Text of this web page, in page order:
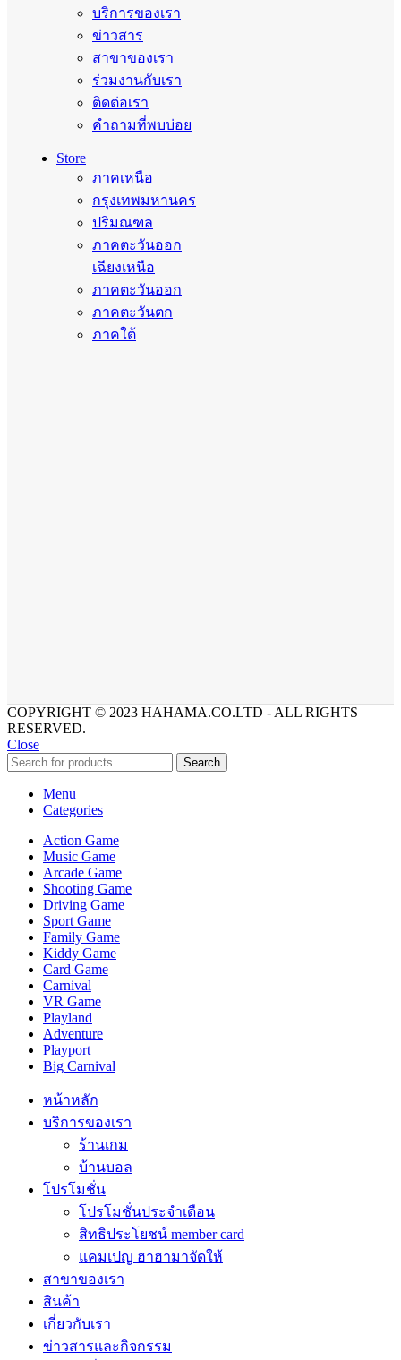
บริการของเรา
ข่าวสาร
สาขาของเรา
ร่วมงานกับเรา
ติดต่อเรา
คำถามที่พบบ่อย
Store
ภาคเหนือ
กรุงเทพมหานคร
ปริมณฑล
ภาคตะวันออก
เฉียงเหนือ
ภาคตะวันออก
ภาคตะวันตก
ภาคใต้
COPYRIGHT © 2023 HAHAMA.CO.LTD - ALL RIGHTS
RESERVED.
Close
Search
Menu
Categories
Action Game
Music Game
Arcade Game
Shooting Game
Driving Game
Sport Game
Family Game
Kiddy Game
Card Game
Carnival
VR Game
Playland
Adventure
Playport
Big Carnival
หน้าหลัก
บริการของเรา
ร้านเกม
บ้านบอล
โปรโมชั่น
โปรโมชั่นประจำเดือน
สิทธิประโยชน์ member card
แคมเปญ ฮาฮามาจัดให้
สาขาของเรา
สินค้า
เกี่ยวกับเรา
ข่าวสารและกิจกรรม